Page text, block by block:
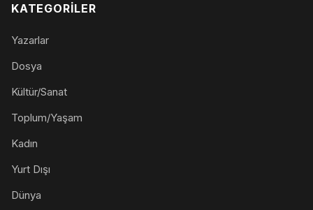
KATEGORILER
Yazarlar
Dosya
Kültür/Sanat
Toplum/Yaşam
Kadın
Yurt Dışı
Dünya